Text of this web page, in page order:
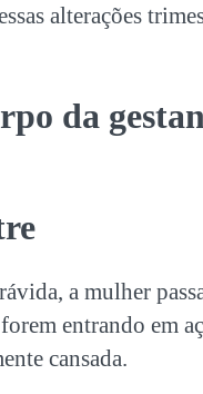
alterações
da
a mulher
entrando em
cansada.